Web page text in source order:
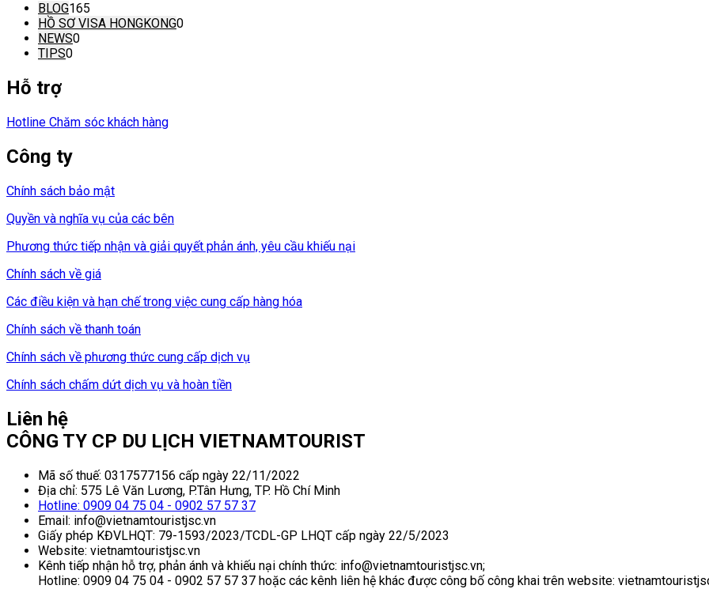
BLOG165
HỒ SƠ VISA HONGKONG0
NEWS0
TIPS0
Hỗ trợ
Hotline Chăm sóc khách hàng
Công ty
Chính sách bảo mật
Quyền và nghĩa vụ của các bên
Phương thức tiếp nhận và giải quyết phản ánh, yêu cầu khiếu nại
Chính sách về giá
Các điều kiện và hạn chế trong việc cung cấp hàng hóa
Chính sách về thanh toán
Chính sách về phương thức cung cấp dịch vụ
Chính sách chấm dứt dịch vụ và hoàn tiền
Liên hệ
CÔNG TY CP DU LỊCH VIETNAMTOURIST
Mã số thuế: 0317577156 cấp ngày 22/11/2022
Địa chỉ: 575 Lê Văn Lương, P.Tân Hưng, TP. Hồ Chí Minh
Hotline: 0909 04 75 04 - 0902 57 57 37
Email: info@vietnamtouristjsc.vn
Giấy phép KĐVLHQT: 79-1593/2023/TCDL-GP LHQT cấp ngày 22/5/2023
Website: vietnamtouristjsc.vn
Kênh tiếp nhận hỗ trợ, phản ánh và khiếu nại chính thức: info@vietnamtouristjsc.vn;
Hotline: 0909 04 75 04 - 0902 57 57 37 hoặc các kênh liên hệ khác được công bố công khai trên website: